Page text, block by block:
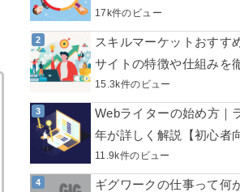
17k件のビュー
スキルマーケットおすす
サイトの特徴や仕組みを
15.3k件のビュー
Webライターの始め方｜
年が詳しく解説【初心者
11.9k件のビュー
ギグワークの仕事って何